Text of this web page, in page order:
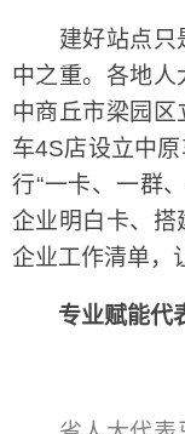
建好站点只是
中之重。各地
中商丘市梁园
车4S店设立中
行“一卡、一群
企业明白卡、
企业工作清单，
专业赋能代